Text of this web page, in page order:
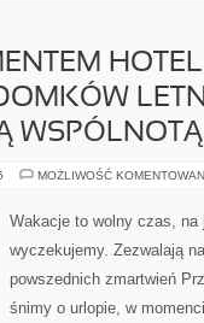
MOŻLIWOŚĆ
Wakacje to wolny czas, na
wyczekujemy. Zezwalają
powszednich zmartwień
śnimy o urlopie, w